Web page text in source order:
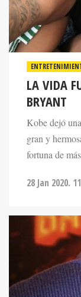
LA VIDA
BRYANT
Kobe dejó
gran y
fortuna de
28 Jan 2020.